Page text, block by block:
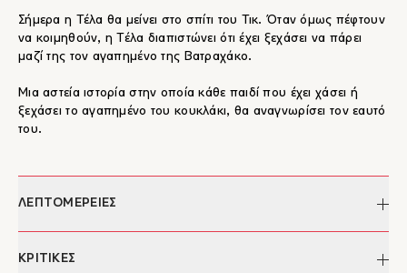
Σήμερα η Τέλα θα μείνει στο σπίτι του Τικ. Όταν όμως πέφτουν
να κοιμηθούν, η Τέλα διαπιστώνει ότι έχει ξεχάσει να πάρει
μαζί της τον αγαπημένο της Βατραχάκο.
Μια αστεία ιστορία στην οποία κάθε παιδί που έχει χάσει ή
ξεχάσει το αγαπημένο του κουκλάκι, θα αναγνωρίσει τον εαυτό
του.
ΛΕΠΤΟΜΕΡΕΙΕΣ
Συγγραφέας:
ΚΡΙΤΙΚΕΣ